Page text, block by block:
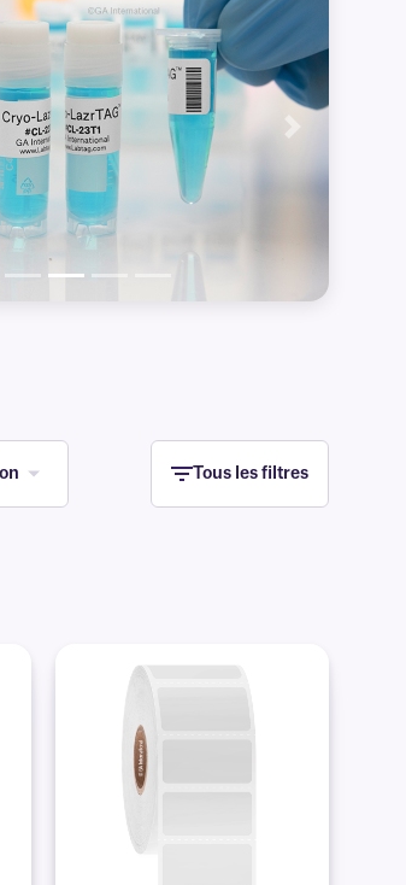
Suivant
Tous les filtres